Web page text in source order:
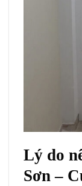
Lý do
Sơn –